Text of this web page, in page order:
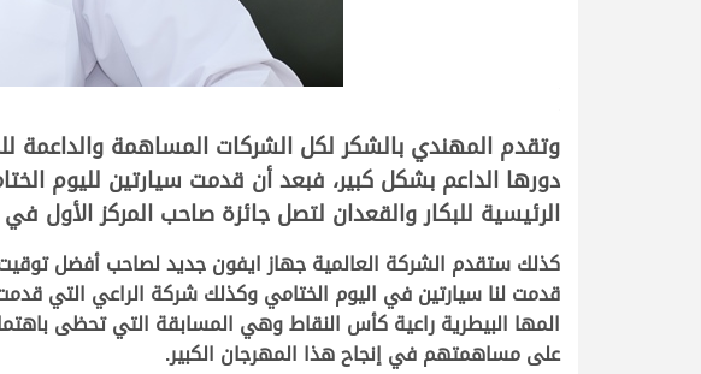
وتقدم المهندي بالشكر لكل الشركات المساهمة والداعمة
الرئيسية للبكار والقعدان لتصل جائزة صاحب المركز الأول في الشوطين الرئيسيين إلى 10
كذلك ستقدم الشركة العالمية جهاز ايفون جديد لصاحب أفضل
قدمت لنا سيارتين في اليوم الختامي وكذلك شركة الراعي التي
المها البيطرية راعية كأس النقاط وهي المسابقة التي تحظى
على مساهمتهم في إنجاح هذا المهرجان الكبير.